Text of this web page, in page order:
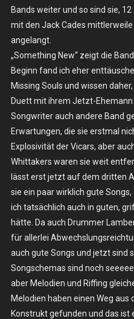
Bands weiter und so sind sie,
mit den Jack Cades
angelangt.
„Something New“ zeigt die
Beginn fand ich eher
Missing Souls und wissen
Duett mit ihrem Jetzt-
Songwriter auch andere Band
Erwartungen, die sie erstmal
Explosivität der Vicars, aber
Whittakers waren sie weit
lässt erst jetzt auf dem dritten
sie ein paar wirklich gute
ich tatsächlich auch in guten,
hätte. Da auch Drummer
für allerlei
auch gute Songs und jetzt sind
Songschemas sind noch
aber Melodien und Riffing
Melodien haben einen Weg
Konstrukt gefunden und das ist